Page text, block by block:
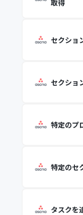
取得
セクショ
セクショ
特定のプ
特定のセ
タスクを